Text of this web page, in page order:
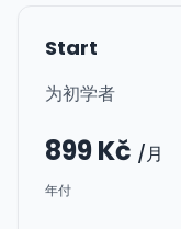
Start
为初学者
899 Kč /月
年付